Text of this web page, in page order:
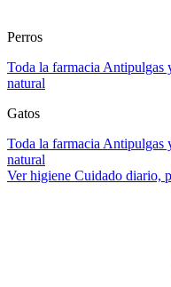
Perros
Toda la farmacia Antipulgas
natural
Gatos
Toda la farmacia Antipulgas
natural
Ver higiene Cuidado diario,